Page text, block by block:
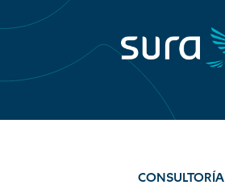
CONSULTORÍA